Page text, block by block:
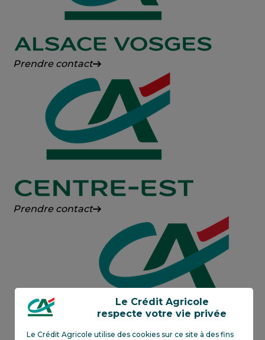
Crédit
Vosges
Prendre contact
Crédit
Prendre contact
Le Crédit Agricole
respecte votre vie privée
Le Crédit Agricole utilise des cookies sur ce site à des fins